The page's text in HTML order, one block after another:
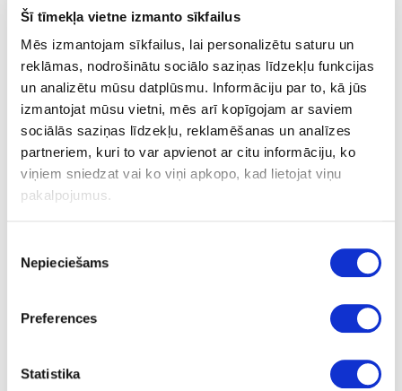
Šī tīmekļa vietne izmanto sīkfailus
Mēs izmantojam sīkfailus, lai personalizētu saturu un
reklāmas, nodrošinātu sociālo saziņas līdzekļu funkcijas
un analizētu mūsu datplūsmu. Informāciju par to, kā jūs
izmantojat mūsu vietni, mēs arī kopīgojam ar saviem
sociālās saziņas līdzekļu, reklamēšanas un analīzes
partneriem, kuri to var apvienot ar citu informāciju, ko
viņiem sniedzat vai ko viņi apkopo, kad lietojat viņu
pakalpojumus.
izvēle
Nepieciešams
Preferences
Statistika
Savilcēji, uzkares